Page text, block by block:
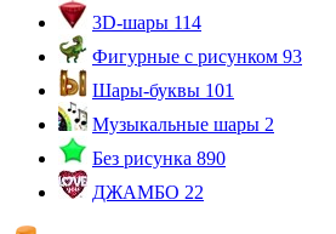
3D-шары 114
Фигурные с рисунком 93
Шары-буквы 101
Музыкальные шары 2
Без рисунка 890
ДЖАМБО 22